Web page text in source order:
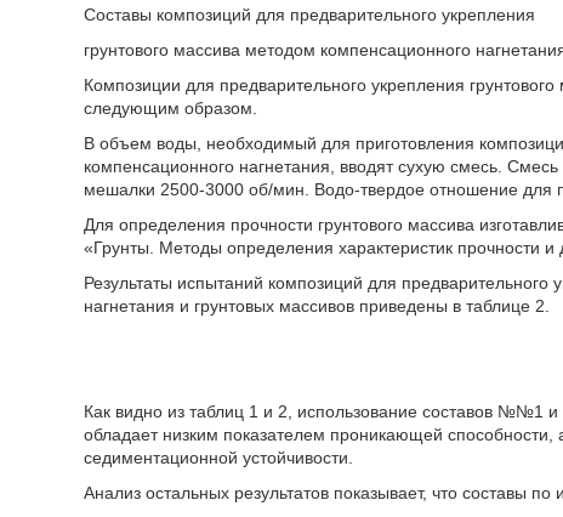
Составы композиций для предварительного укрепления
грунтового массива методом компенсационного
Композиции для предварительного укрепления
следующим образом.
В объем воды, необходимый для приготовления
компенсационного нагнетания, вводят сухую смесь.
мешалки 2500-3000 об/мин. Водо-твердое отношение для
Для определения прочности грунтового массива
«Грунты. Методы определения характеристик прочности
Результаты испытаний композиций для
нагнетания и грунтовых массивов приведены в таблице 2.
Как видно из таблиц 1 и 2, использование составов №№1
обладает низким показателем проникающей
седиментационной устойчивости.
Анализ остальных результатов показывает, что составы